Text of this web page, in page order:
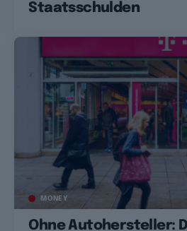
Staatsschulden
MONEY
Ohne Autohersteller: